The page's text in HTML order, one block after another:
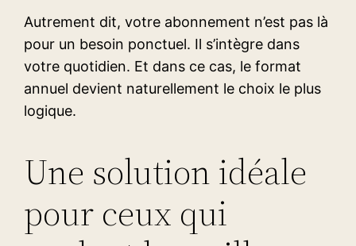
Autrement dit, votre abonnement n’est pas là
pour un besoin ponctuel. Il s’intègre dans
votre quotidien. Et dans ce cas, le format
annuel devient naturellement le choix le plus
logique.
Une solution idéale
pour ceux qui